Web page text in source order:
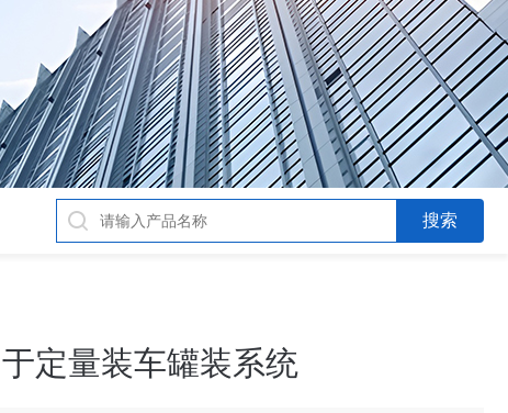
定量装车罐装系统